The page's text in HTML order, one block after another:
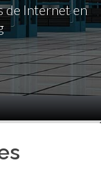
de Internet en